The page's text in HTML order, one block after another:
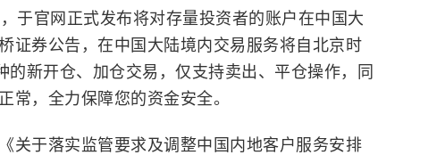
于官网正式发布将对存量投资者的账户在中国大
证券公告，在中国大陆境内交易服务将自北京时
的新开仓、加仓交易，仅支持卖出、平仓操作，同
常，全力保障您的资金安全。
关于落实监管要求及调整中国内地客户服务安排